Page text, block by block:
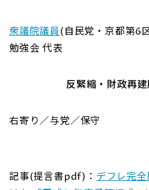
衆議院議員(自民党・京都第6
勉強会 代表
反緊縮・財政再
右寄り／与党／保守
記事(提言書pdf)： デフレ完